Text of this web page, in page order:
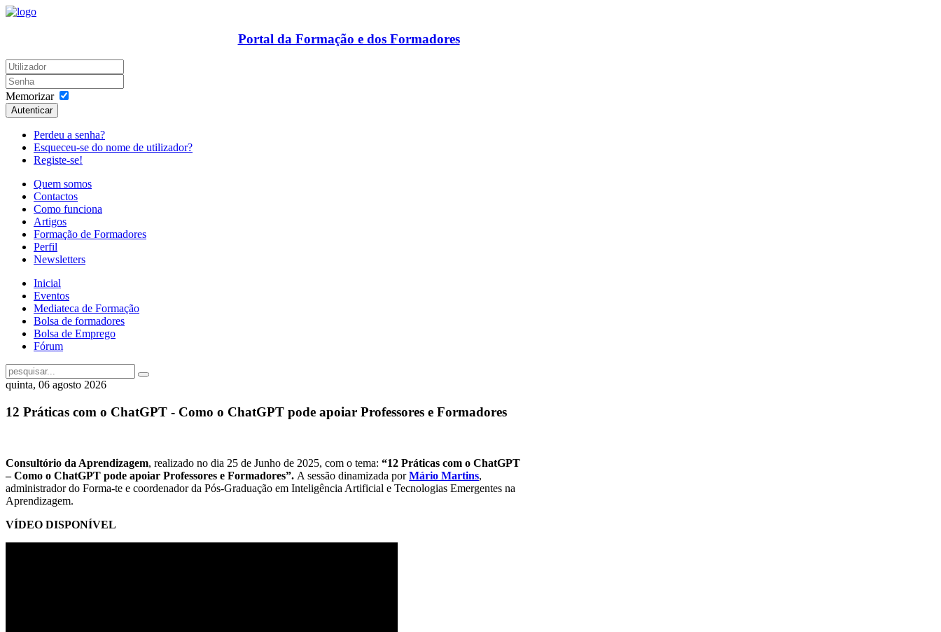
Portal da Formação e dos Formadores
Memorizar
Autenticar
Perdeu a senha?
Esqueceu-se do nome de utilizador?
Registe-se!
Quem somos
Contactos
Como funciona
Artigos
Formação de Formadores
Perfil
Newsletters
Inicial
Eventos
Mediateca de Formação
Bolsa de formadores
Bolsa de Emprego
Fórum
quinta, 06 agosto 2026
12 Práticas com o ChatGPT - Como o ChatGPT pode apoiar Professores e Formadores
Consultório da Aprendizagem, realizado no dia 25 de Junho de 2025, com o tema: “12 Práticas com o ChatGPT
– Como o ChatGPT pode apoiar Professores e Formadores”. A sessão dinamizada porMário Martins,
administrador do Forma-te e coordenador da Pós-Graduação em Inteligência Artificial e Tecnologias Emergentes na
Aprendizagem.
VÍDEO DISPONÍVEL